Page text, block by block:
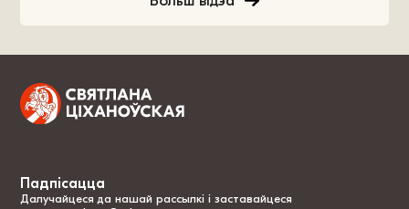
Падпісацца
Далучайцеся да нашай рассылкі і заставайцеся